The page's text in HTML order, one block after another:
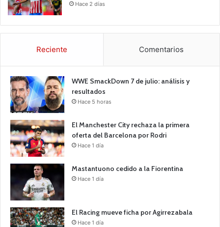
Hace 2 días
Reciente Comentarios
WWE SmackDown 7 de julio: análisis y
resultados
Hace 5 horas
El Manchester City rechaza la primera
oferta del Barcelona por Rodri
Hace 1 día
Mastantuono cedido a la Fiorentina
Hace 1 día
El Racing mueve ficha por Agirrezabala
Hace 1 día